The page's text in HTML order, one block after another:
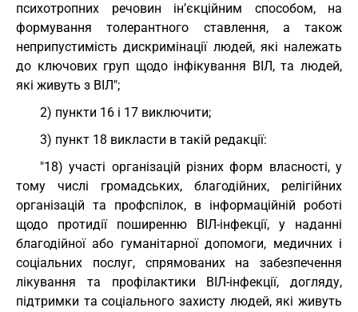
психотропних речовин ін’єкційним способом, на
формування толерантного ставлення, а також
неприпустимість дискримінації людей, які належать
до ключових груп щодо інфікування ВІЛ, та людей,
які живуть з ВІЛ";
2) пункти 16 і 17 виключити;
3) пункт 18 викласти в такій редакції:
"18) участі організацій різних форм власності, у
тому числі громадських, благодійних, релігійних
організацій та профспілок, в інформаційній роботі
щодо протидії поширенню ВІЛ-інфекції, у наданні
благодійної або гуманітарної допомоги, медичних і
соціальних послуг, спрямованих на забезпечення
лікування та профілактики ВІЛ-інфекції, догляду,
підтримки та соціального захисту людей, які живуть